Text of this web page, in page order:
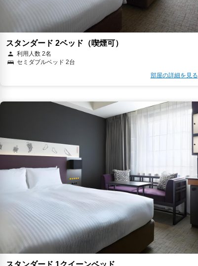
スタンダード 2ベッド（喫煙可）
利用人数 2名
セミダブルベッド 2台
部屋の詳細を見る